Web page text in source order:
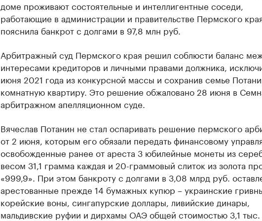
Крупные организации в нефтегазовой
Найдите и проверьте данные в каталоге
доме проживают состоятельные и интеллигентные соседи,
работающие в администрации и правительстве Пермского
пояснила банкрот с долгами в 97,8 млн руб.
Арбитражный суд Пермского края решил соблюсти баланс
интересами кредиторов и личными правами должника,
июня 2021 года из конкурсной массы и сохранив семье
комнатную квартиру. Это решение обжаловано 28 июня в
арбитражном апелляционном суде.
Вячеслав Потанин не стал оспаривать решение пермского
от 2 июня, которым его обязали передать финансовому
освобожденные ранее от ареста 3 юбилейные монеты из
весом 31,1 грамма каждая и 20-граммовый слиток из золота
«999,9». При этом банкроту с долгами в 3,08 млрд руб.
арестованные прежде 14 бумажных купюр – украинские
корейские воны, сингапурские доллары, ливийские динары,
мальдивские руфии и дирхамы ОАЭ общей стоимостью 3,1 тыс.